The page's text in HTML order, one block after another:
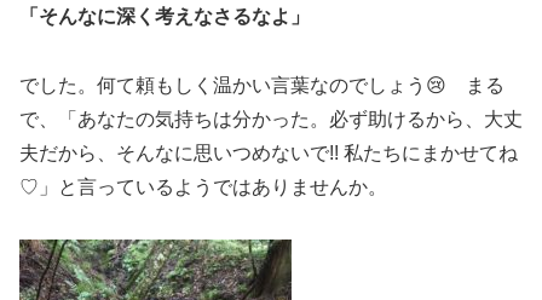
「そんなに深く考えなさるなよ」
でした。何て頼もしく温かい言葉なのでしょう😢 まる
で、「あなたの気持ちは分かった。必ず助けるから、大丈
夫だから、そんなに思いつめないで!! 私たちにまかせてね
♡」と言っているようではありませんか。